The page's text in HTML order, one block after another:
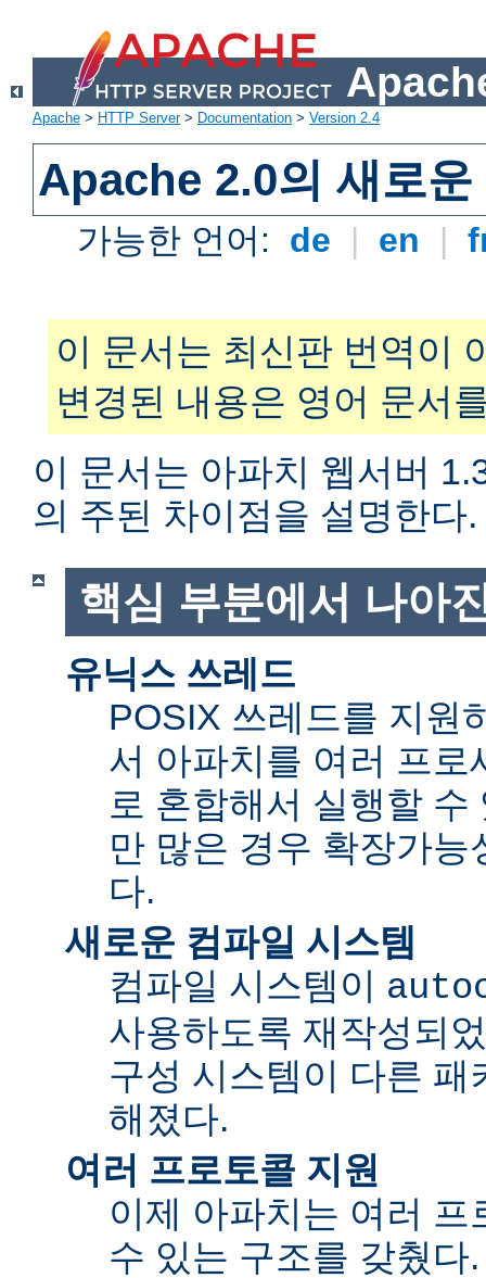
Apache > HTTP Server> Documentation > Version 2.4
Apache 2.0의 새로운
가능한 언어: de | en |
이 문서는 최신판 번역이
변경된 내용은 영어 문서
이 문서는 아파치 웹서버
의 주된 차이점을 설명한다.
핵심 부분에서 나아
유닉스 쓰레드
POSIX 쓰레드를 지원
서 아파치를 여러 프로
로 혼합해서 실행할
만 많은 경우 확장가
다.
새로운 컴파일 시스템
컴파일 시스템이
사용하도록 재작성되
구성 시스템이 다른 패
해졌다.
여러 프로토콜 지원
이제 아파치는 여러
수 있는 구조를 갖췄